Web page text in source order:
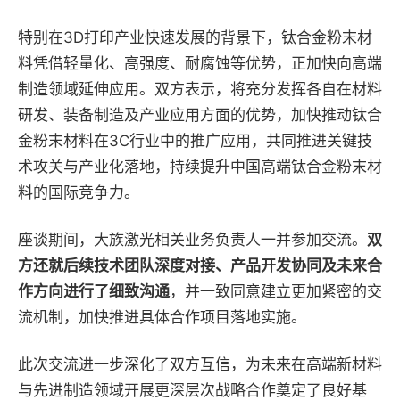
特别在3D打印产业快速发展的背景下，钛合金粉末材
料凭借轻量化、高强度、耐腐蚀等优势，正加快向高端
制造领域延伸应用。双方表示，将充分发挥各自在材料
研发、装备制造及产业应用方面的优势，加快推动钛合
金粉末材料在3C行业中的推广应用，共同推进关键技
术攻关与产业化落地，持续提升中国高端钛合金粉末材
料的国际竞争力。
座谈期间，大族激光相关业务负责人一并参加交流。 双
方还就后续技术团队深度对接、产品开发协同及未来合
作方向进行了细致沟通，并一致同意建立更加紧密的交
流机制，加快推进具体合作项目落地实施。
此次交流进一步深化了双方互信，为未来在高端新材料
与先进制造领域开展更深层次战略合作奠定了良好基